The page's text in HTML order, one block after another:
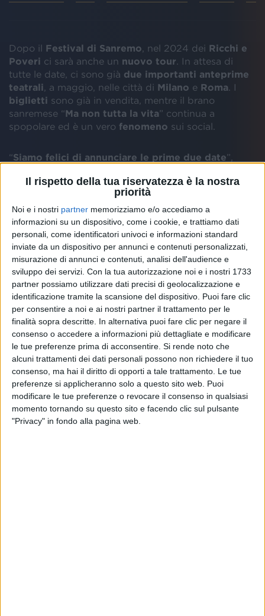
Il rispetto della tua riservatezza è la nostra
priorità
Noi e i nostri partner memorizziamo e/o accediamo a
informazioni su un dispositivo, come i cookie, e trattiamo dati
personali, come identificatori univoci e informazioni standard
inviate da un dispositivo per annunci e contenuti personalizzati,
misurazione di annunci e contenuti, analisi dell'audience e
sviluppo dei servizi. Con la tua autorizzazione noi e i nostri 1733
partner possiamo utilizzare dati precisi di geolocalizzazione e
identificazione tramite la scansione del dispositivo. Puoi fare clic
per consentire a noi e ai nostri partner il trattamento per le
finalità sopra descritte. In alternativa puoi fare clic per negare il
consenso o accedere a informazioni più dettagliate e modificare
le tue preferenze prima di acconsentire. Si rende noto che
alcuni trattamenti dei dati personali possono non richiedere il tuo
consenso, ma hai il diritto di opporti a tale trattamento. Le tue
preferenze si applicheranno solo a questo sito web. Puoi
modificare le tue preferenze o revocare il consenso in qualsiasi
momento tornando su questo sito e facendo clic sul pulsante
"Privacy" in fondo alla pagina web.
Dopo il Festival di Sanremo , nel 2024 dei Ricchi e
Poveri ci sarà anche un nuovo tour . In attesa di
tutte le date, ci sono già due importanti anteprime
teatrali , a maggio, nelle città di Milano e Roma . I
biglietti sono già in vendita, mentre il brano
sanremese “Ma non tutta la vita” continua a
spopolare ed è un vero fenomeno sui social.
“Siamo felici di annunciare le prime due date”,
annunciando il doppio appuntamento per il loro
”. I due live sono in programma il 2
maggio alTeatro Dal Verme di Milanoe il 21 al
Brancaccio di Roma. “Non vediamo l’ora di
ricominciare a fare la cosa che amiamo di più:
cantare insieme a voi!”, hanno aggiunto ancora
Angela BrambatieAngelo Sotgiu , invitando i fan
ad accaparrarsi un posto.
È solo l’inizio di una serie di concerti che vedrà i
Ricchi e Poveri protagonistidal vivo, dopo il ritorno
a Sanremo con “Ma non tutta la vita”. Il calendario,
infatti, viene presentato esplicitamente comein
continuo aggiornamento.